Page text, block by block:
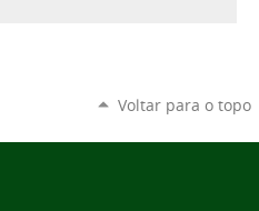
Voltar para o topo